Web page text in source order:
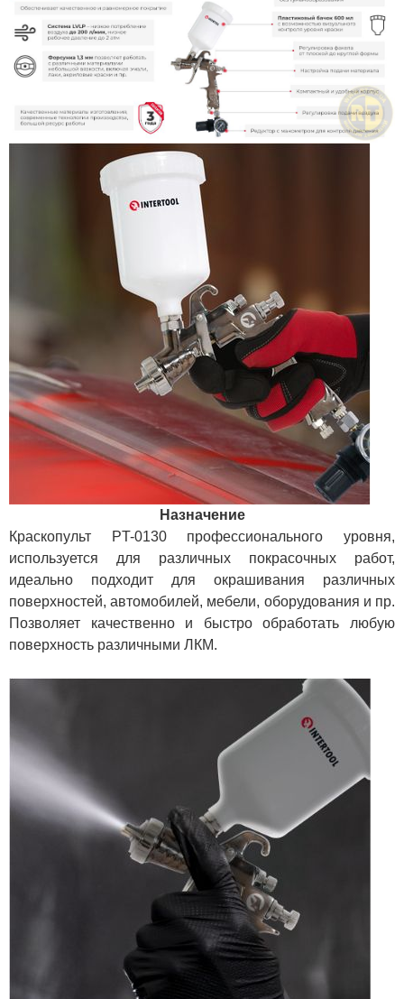
Назначение
Краскопульт PT-0130 профессионального уровня,
используется для различных покрасочных работ,
идеально подходит для окрашивания различных
поверхностей, автомобилей, мебели, оборудования и пр.
Позволяет качественно и быстро обработать любую
поверхность различными ЛКМ.